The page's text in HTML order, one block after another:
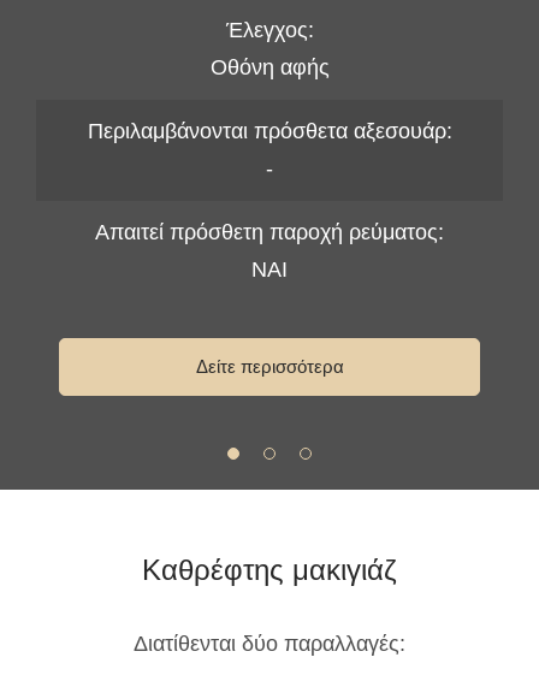
Έλεγχος:
Οθόνη αφής
Περιλαμβάνονται πρόσθετα αξεσουάρ:
-
Απαιτεί πρόσθετη παροχή ρεύματος:
ΝΑΙ
Δείτε περισσότερα
Καθρέφτης μακιγιάζ
Διατίθενται δύο παραλλαγές: